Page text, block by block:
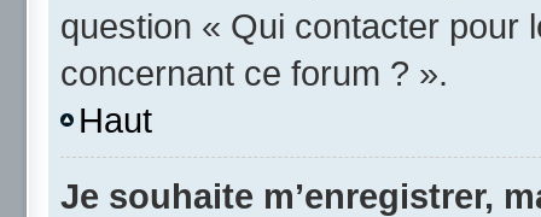
question « Qui contacter pour
concernant ce forum ? ».
Haut
Je souhaite m’enregistrer,